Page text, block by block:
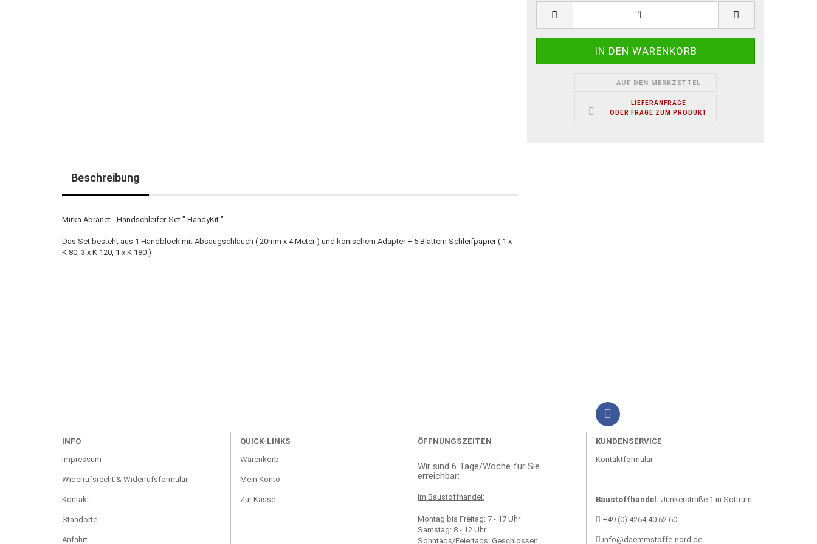
Stück
AUF DEN MERKZETTEL
LIEFERANFRAGE
ODER FRAGE ZUM PRODUKT
Beschreibung
Mirka Abranet - Handschleifer-Set " HandyKit "
Das Set besteht aus 1 Handblock mit Absaugschlauch ( 20mm x 4 Meter ) und konischem Adapter + 5 Blättern Schleifpapier ( 1 x
K 80, 3 x K 120, 1 x K 180 )
INFO
Impressum
Widerrufsrecht & Widerrufsformular
Kontakt
Standorte
Anfahrt
QUICK-LINKS
Warenkorb
Mein Konto
Zur Kasse
ÖFFNUNGSZEITEN
Wir sind 6 Tage/Woche für Sie
erreichbar:
Im Baustoffhandel:
Montag bis Freitag: 7 - 17 Uhr
Samstag: 8 - 12 Uhr
Sonntags/Feiertags: Geschlossen
KUNDENSERVICE
Kontaktformular
Baustoffhandel: Junkerstraße 1 in Sottrum
+49 (0) 4264 40 62 60
info@daemmstoffe-nord.de